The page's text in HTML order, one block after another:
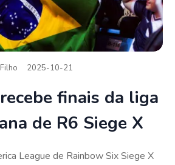
2025-10-21
finais da liga
de R6 Siege X
League de Rainbow Six Siege X